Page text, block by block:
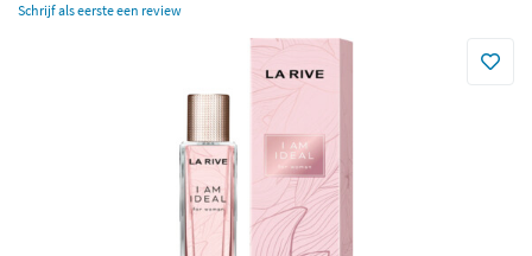
Schrijf als eerste een review